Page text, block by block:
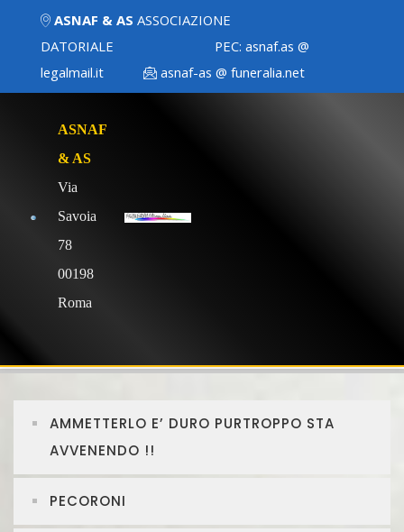
ASNAF & AS ASSOCIAZIONE
DATORIALE PEC:asnaf.as @
legalmail.it
asnaf-as @ funeralia.net
ASNAF
& AS
Via
Savoia
78
00198
Roma
AMMETTERLO E’ DURO PURTROPPO STA
AVVENENDO !!
PECORONI